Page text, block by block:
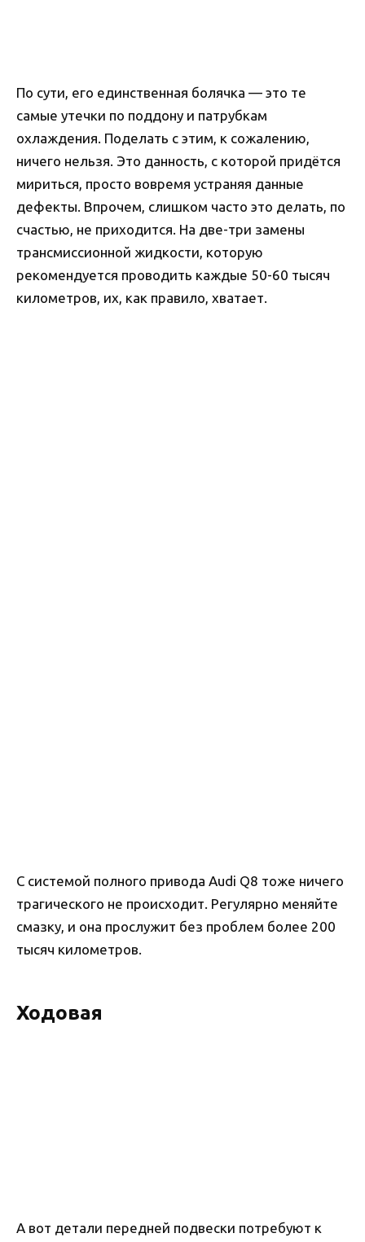
По сути, его единственная болячка — это те
самые утечки по поддону и патрубкам
охлаждения. Поделать с этим, к сожалению,
ничего нельзя. Это данность, с которой придётся
мириться, просто вовремя устраняя данные
дефекты. Впрочем, слишком часто это делать, по
счастью, не приходится. На две-три замены
трансмиссионной жидкости, которую
рекомендуется проводить каждые 50-60 тысяч
километров, их, как правило, хватает.
С системой полного привода Audi Q8 тоже ничего
трагического не происходит. Регулярно меняйте
смазку, и она прослужит без проблем более 200
тысяч километров.
Ходовая
А вот детали передней подвески потребуют к